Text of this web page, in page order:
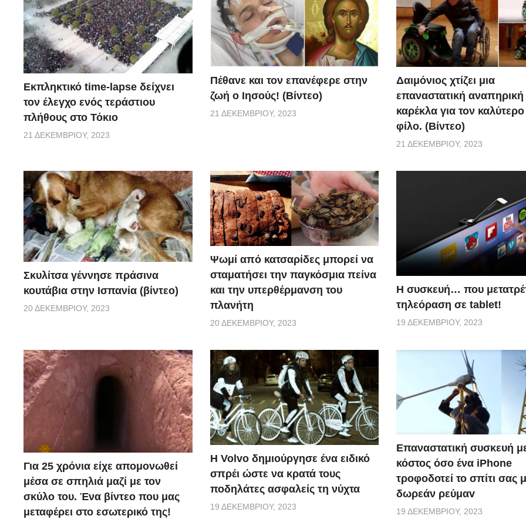
Εκπληκτικό time-lapse δείχνει
τον έλεγχο ενός τεράστιου
πλήθους στο Τόκιο
21 ΔΕΚΕΜΒΡΊΟΥ, 2023
Πέθανε και τον επανέφερε στην
ζωή ο Ιησούς! (Βίντεο)
21 ΔΕΚΕΜΒΡΊΟΥ, 2023
Δαιμόνιος χτίζει μια
επαναστατική αναπηρική
καρέκλα για τον
φίλο. (Βίντεο)
21 ΔΕΚΕΜΒΡΊΟΥ, 2023
Σκυλίτσα γέννησε πράσινα
κουτάβια στην Ισπανία (βίντεο)
20 ΔΕΚΕΜΒΡΊΟΥ, 2023
Ψωμί από κατσαρίδες μπορεί να
σταματήσει την παγκόσμια πείνα
και την υπερθέρμανση του
πλανήτη
20 ΔΕΚΕΜΒΡΊΟΥ, 2023
Η συσκευή… που
τηλεόραση σε tablet!
19 ΔΕΚΕΜΒΡΊΟΥ, 2023
Για 25 χρόνια είχε απομονωθεί
μέσα σε σπηλιά μαζί με τον
σκύλο του. Ένα βίντεο που μας
μεταφέρει στο εσωτερικό της!
Η Volvo δημιούργησε ένα ειδικό
σπρέι ώστε να κρατά τους
ποδηλάτες ασφαλείς τη νύχτα
19 ΔΕΚΕΜΒΡΊΟΥ, 2023
Επαναστατική συσκευή
κόστος όσο ένα iPhone
τροφοδοτεί το σπίτι σας
δωρεάν ρεύμαv
19 ΔΕΚΕΜΒΡΊΟΥ, 2023